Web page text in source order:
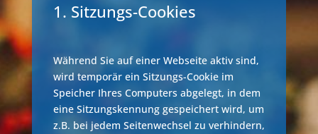
1. Sitzungs-Cookies
Während Sie auf einer Webseite aktiv sind,
wird temporär ein Sitzungs-Cookie im
Speicher Ihres Computers abgelegt, in dem
eine Sitzungskennung gespeichert wird, um
z.B. bei jedem Seitenwechsel zu verhindern,